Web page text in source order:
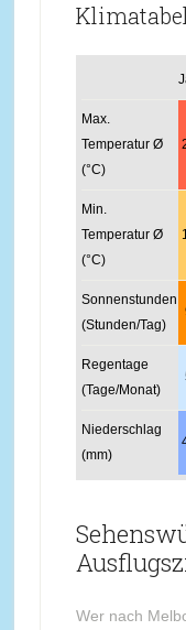
Max.
Temperatur Ø
(°C)
Min.
Temperatur Ø
(°C)
Sonnenstunden
(Stunden/Tag)
Regentage
(Tage/Monat)
Niederschlag
(mm)
Wer nach